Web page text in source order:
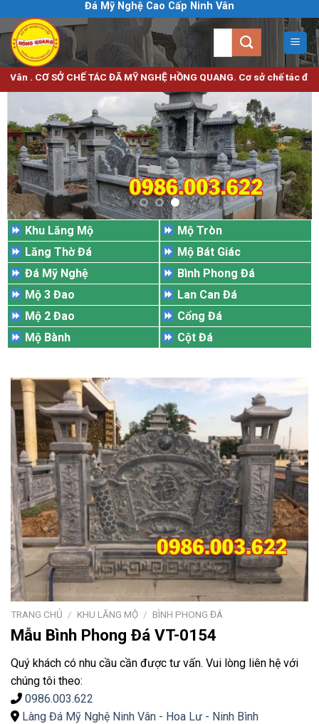
qua
nội
dung
Đá Mỹ Nghệ Cao Cấp Ninh Vân
SỞ CHẾ TÁC ĐÃ MỸ NGHỆ HỒNG QUANG. Cơ sở chế tác đá
Khu Lăng Mộ
Lăng Thờ Đá
Đá Mỹ Nghệ
Mộ 3 Đao
Mộ 2 Đao
Mộ Bành
Mộ Tròn
Mộ Bát Giác
Bình Phong Đá
Lan Can Đá
Cổng Đá
Cột Đá
TRANG CHỦ / KHU LĂNG MỘ / BÌNH PHONG ĐÁ
Mẫu Bình Phong Đá VT-0154
Quý khách có nhu cầu cần được tư vấn. Vui lòng liên hệ với
chúng tôi theo:
0986.003.622
Làng Đá Mỹ Nghệ Ninh Vân - Hoa Lư - Ninh Bình